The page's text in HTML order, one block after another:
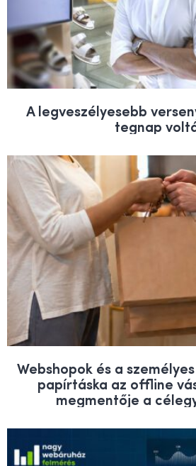
A legveszélyesebb
tegnap
Webshopok és a
papírtáska az offline
megmentője a